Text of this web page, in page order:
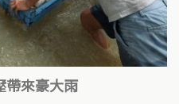
帶來豪大雨